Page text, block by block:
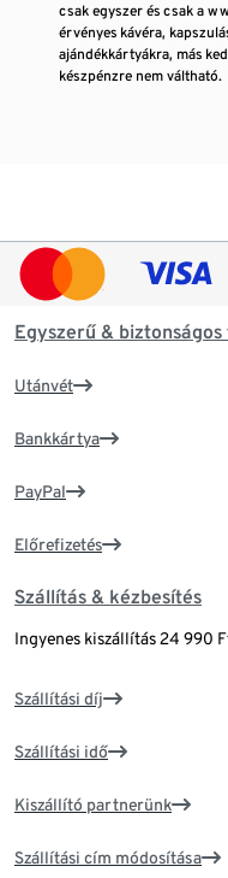
csak egyszer és csak a
érvényes kávéra,
ajándékkártyákra, más
készpénzre nem váltható.
Egyszerű &
Utánvét
Bankkártya
PayPal
Előrefizetés
Szállítás & kézbesítés
Ingyenes kiszállítás 24 990
Szállítási díj
Szállítási idő
Kiszállító partnerünk
Szállítási cím módosítása